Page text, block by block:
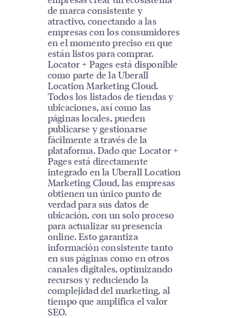
de marca consistente y
atractivo, conectando a las
empresas con los consumidores
en el momento preciso en que
están listos para comprar.
Locator + Pages está disponible
como parte de la Uberall
Location Marketing Cloud.
Todos los listados de tiendas y
ubicaciones, así como las
páginas locales, pueden
publicarse y gestionarse
fácilmente a través de la
plataforma. Dado que Locator +
Pages está directamente
integrado en la Uberall Location
Marketing Cloud, las empresas
obtienen un único punto de
verdad para sus datos de
ubicación, con un solo proceso
para actualizar su presencia
online. Esto garantiza
información consistente tanto
en sus páginas como en otros
canales digitales, optimizando
recursos y reduciendo la
complejidad del marketing, al
tiempo que amplifica el valor
SEO.